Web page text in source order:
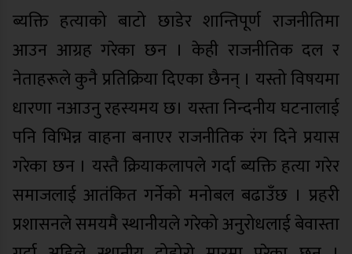
ब्यक्ति हत्याको बाटो छाडेर शान्तिपूर्ण राजनीतिमा
आउन आग्रह गरेका छन । केही राजनीतिक दल र
नेताहरूले कुनै प्रतिक्रिया दिएका छैनन् । यस्तो विषयमा
धारणा नआउनु रहस्यमय छ। यस्ता निन्दनीय घटनालाई
पनि विभिन्न वाहना बनाएर राजनीतिक रंग दिने प्रयास
गरेका छन । यस्तै क्रियाकलापले गर्दा ब्यक्ति हत्या गरेर
समाजलाई आतंकित गर्नेको मनोबल बढाउँछ । प्रहरी
प्रशासनले समयमै स्थानीयले गरेको अनुरोधलाई बेवास्ता